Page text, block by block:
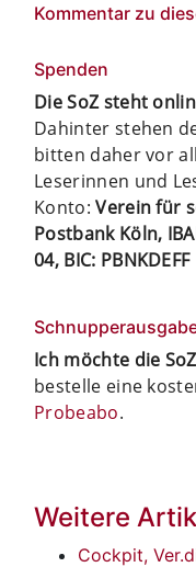
Kommentar zu
Spenden
Die SoZ steht
Dahinter stehen
bitten daher vor
Leserinnen und
Konto:Verein für
Postbank Köln,
04, BIC: PBNKDEFF
Ich möchte die
bestelle eine
Probeabo.
Weitere
Cockpit,